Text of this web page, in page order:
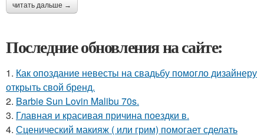
читать дальше →
Последние обновления на сайте:
1. Как опоздание невесты на свадьбу помогло дизайнеру
открыть свой бренд.
2. Barbie Sun Lovin Malibu 70s.
3. Главная и красивая причина поездки в.
4. Сценический макияж ( или грим) помогает сделать